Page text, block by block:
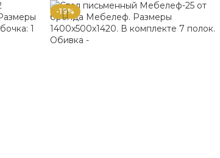
-19%